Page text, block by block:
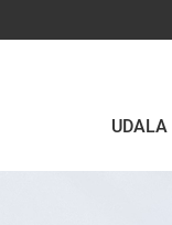
UDALA